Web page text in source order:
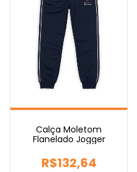
Calça Moletom
Flanelado Jogger
R$132,64